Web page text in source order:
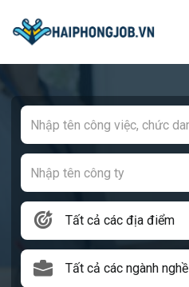
Tất cả các địa điểm
Tất cả các ngành nghề